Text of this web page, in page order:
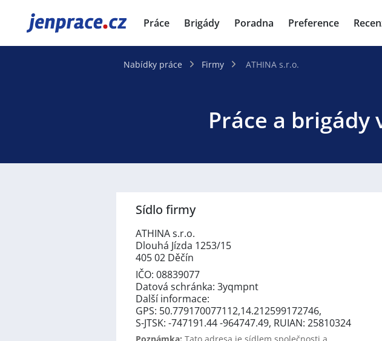
JenPráce.cz Práce Brigády Poradna Preference
Nabídky práce Firmy ATHINA s.r.o.
Práce a brigády
Sídlo firmy
ATHINA s.r.o.
Dlouhá Jízda 1253/15
405 02 Děčín
IČO: 08839077
Datová schránka: 3yqmpnt
Další informace:
GPS: 50.779170077112,14.212599172746,
S-JTSK: -747191.44 -964747.49, RUIAN: 25810324